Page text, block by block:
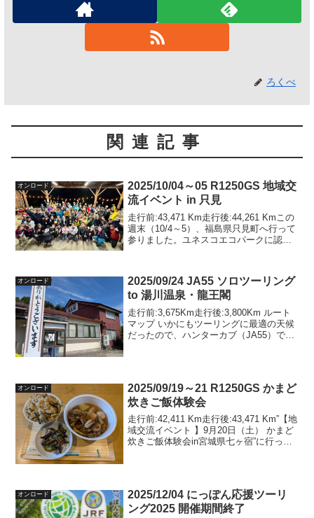
ろくべ
関連記事
オンロード
2025/10/04～05 R1250GS 地域交
流イベント in 只見
走行前:43,471 Km走行後:44,261 Kmこの
週末（10/4～5）、福島県只見町へ行って
参りました。ユネスコエコパークに認定
オンロード
2025/09/24 JA55 ソロツーリング
to 湯川温泉・龍王閣
走行前:3,675Km走行後:3,800Km ルート
マップ いかにもツーリングに最適の天候
だったので、ハンターカブ（JA55）で湯
オンロード
2025/09/19～21 R1250GS かまど
炊きご飯体験会
走行前:42,411 Km走行後:43,471 Km”【地
域交流イベント 】9月20日（土） かまど
炊きご飯体験会in宮城県七ヶ宿”に行って
オンロード
2025/12/04 にっぽん応援ツーリ
ング2025 開催期間終了